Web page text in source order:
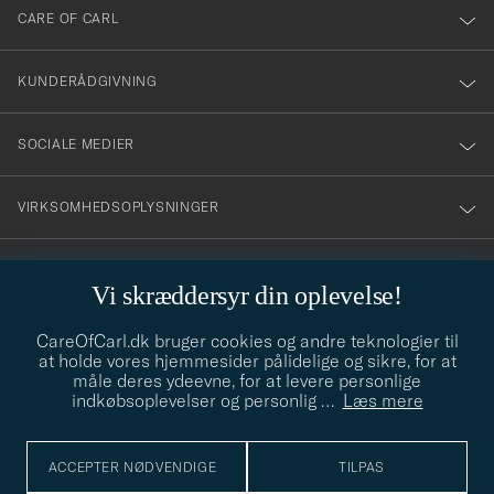
Vi skræddersyr din oplevelse!
CareOfCarl.dk bruger cookies og andre teknologier til
at holde vores hjemmesider pålidelige og sikre, for at
måle deres ydeevne, for at levere personlige
indkøbsoplevelser og personlig … Læs mere
ACCEPTER NØDVENDIGE TILPAS
till
vårt
nyhetsbrev!
CARE OF CARL
KUNDERÅDGIVNING
SOCIALE MEDIER
VIRKSOMHEDSOPLYSNINGER
info@careofcarl.dk
Behøver du hjælp til at finde din stil? Lad os hjælpe dig, vi hjælper
gerne til!
STILRÅD